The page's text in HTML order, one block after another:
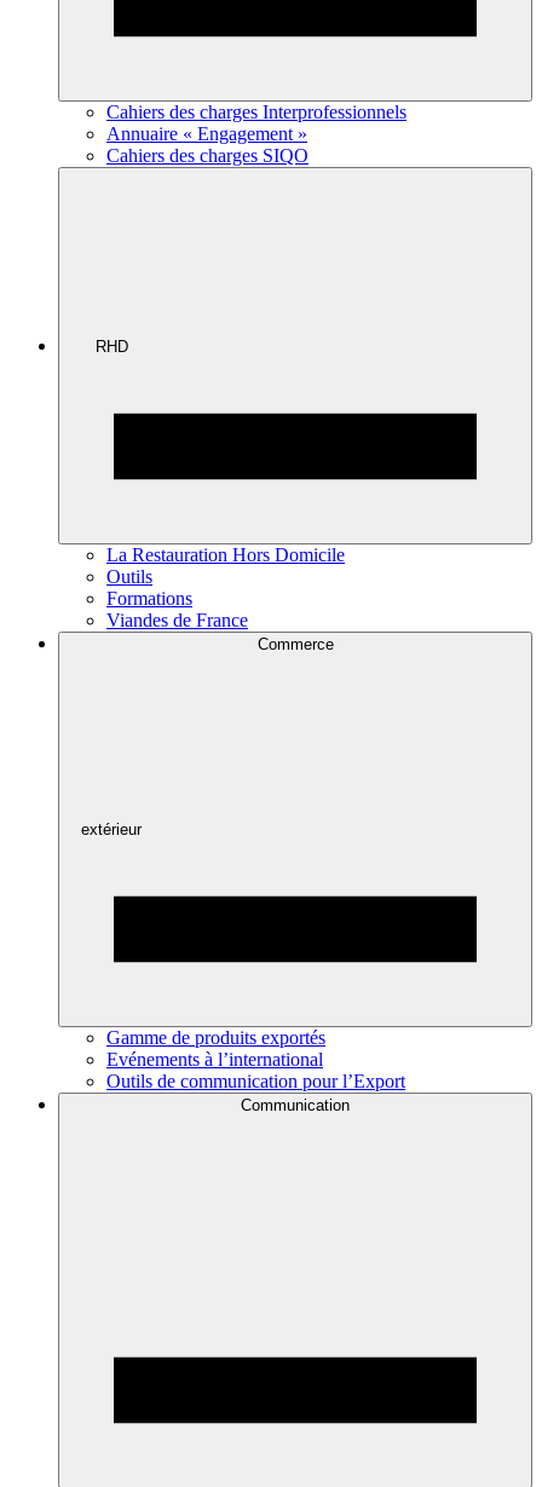
Cahiers des charges Interprofessionnels
Annuaire « Engagement »
Cahiers des charges SIQO
RHD
La Restauration Hors Domicile
Outils
Formations
Viandes de France
Commerce
extérieur
Gamme de produits exportés
Evénements à l’international
Outils de communication pour l’Export
Communication